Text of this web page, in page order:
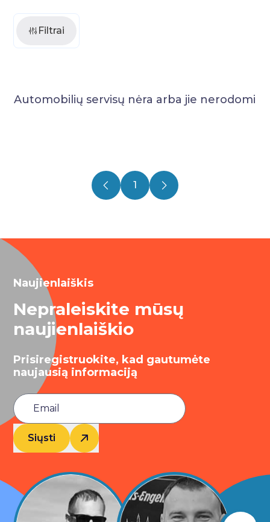
Filtrai
Automobilių servisų nėra arba jie nerodomi
1
Naujienlaiškis
Nepraleiskite mūsų
naujienlaiškio
Prisiregistruokite, kad gautumėte
naujausią informaciją
Siųsti